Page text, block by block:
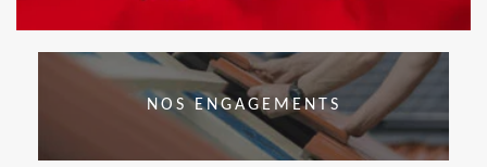
NOS ENGAGEMENTS